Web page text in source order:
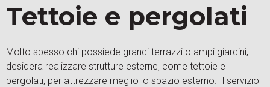
Tettoie e pergolati
Molto spesso chi possiede grandi terrazzi o ampi giardini,
desidera realizzare strutture esterne, come tettoie e
pergolati, per attrezzare meglio lo spazio esterno. Il servizio